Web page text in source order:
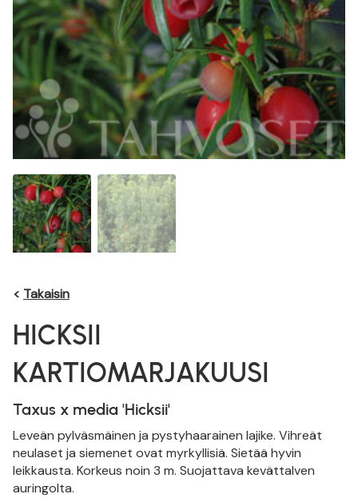
< Takaisin
HICKSII
KARTIOMARJAKUUSI
Taxus x media 'Hicksii'
Leveän pylväsmäinen ja pystyhaarainen lajike. Vihreät
neulaset ja siemenet ovat myrkyllisiä. Sietää hyvin
leikkausta. Korkeus noin 3 m. Suojattava kevättalven
auringolta.